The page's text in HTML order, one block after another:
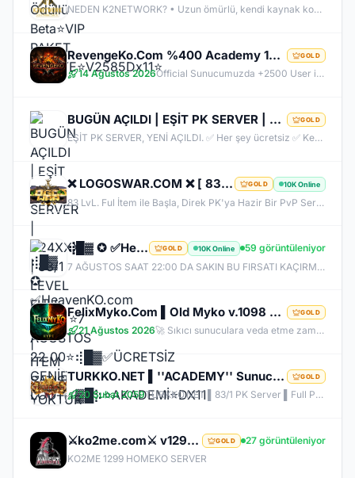
NEDEN K2NETWORK? • Uzun ömürlü, kendi kaynak koduna sahip gerçek bir proje – hazır dosya alıp 1 haftada patlayan server değil. • %100 farm mantığı – KC/TL zorunluluğu yok, her şey oynayarak kazanılabilir. • Upgrade sınırı yok! – +30 Rebirthe kadar ilerleyen, +5’e kadar basılan takılar! • Tamamen ücretsiz PUS, paranızı sevdiklerinize ve ailenize ayırabilirsiniz! • Upgrade oranları şeffaf – % kaç ihtimalle bastığını ekranda net görüyorsun. • Auto Upgrade sistemi oyuna direkt entegre
RevengeKo.Com %400 Academy 14 Ağustos 2026 | v.2585 Light Farm | 1500 TL Değerinde VIP Paket Hediye GOLD
14 Ağustos 2026 Official Sunucumuzda +2500 User ile sorunsuz bir şekilde sunucumuzu aktif ettik. Aktif edilen sunucumuza geç kalmış veya başlayamayan oyuncularımız için 2. Akademi Sunucumuz 14 Ağustos Cuma günü Aktif Edilecektir. %400 DROP , %400 EXP , %400 Coins Drobu olarak sunucu 14 ağustosda academy olarak aktif edilecektir. Sunucumuz 1 Lv aktif edilmesine rağmen oyuncularımızın geri kalmaması için Akademi sunucumuz 83 Lv Başlangıç Full Skill olarak aktif edilecektir.
BUGÜN AÇILDI | EŞİT PK SERVER | V24XXX | 83/1 LEVEL FULL İTEM | İTEM SATIŞI YOKTUR GOLD
EŞİT PK SERVER, YENİ AÇILDI. ✅ Her şey ücretsiz ✅ Kesinlikle item satışı yok ✅ Herkes eşit şartlarda başlayacak ✅ JR, BDW, Chaos ve savaş etkinlikleri aktif ✅ Kalabalık ve rekabetçi PK ortamı Bu cumartesi saat 21:00’da yeniden bizimle olun. Arkadaşlarınızı da davet edin, hep birlikte daha güçlü ve daha kalabalık bir başlangıç yapalım! Desteğiniz ve anlayışınız için teşekkür ederiz.
❌ LOGOSWAR.COM ❌ [ 83/1 ] PK SERVER ▌FULL ITEM BAŞLANGIÇ ▌Adım Atamayacağın Kadar Kalabalık GOLD 10K Online
83 LvL. Ful İtem ile Başla, Direk PK'ya Hazir Bir PvP Server, Full Pus'da Hediye, 10.000 Oyuncu Kitlesi ile Türkiye'nin En Kalabalık PK Serveri, Sizlerde Hemen Yerinizi Alın.
⢾█▓ ✪ ✅HeavenKO.com ✅▓█⡷⭐7 AĞUSTOS 22.00⭐⢾█▓✅ÜCRETSİZ GENİE LOOT✅▓█⡷⭐AKADEMİ⭐DX11 GOLD 10K Online
59 görüntüleniyor
7 AĞUSTOS SAAT 22:00 DA SAKIN BU FIRSATI KAÇIRMA! BİZİMLE YOLA ÇIKAN HERKES BUGÜN İPTAL! BİZ İSE 6.AYIMIZI DEVİRDİK, İLK GÜNKİ GİBİ GEÇ KALMAYACAĞIN TEK SİSTEM!
FelixMyko.Com ▌Old Myko v.1098 ▌70 Level CAP ▌Official : 21 Ağustos Cuma 22:00 ▌Starter Paket Bizden GOLD
21 Ağustos 2026 🚀 Sıkıcı sunuculara veda etme zamanı geldi! ⭐ Parlayan yıldız: FelixMyko! 💰 Sürekli kazandıran yapısı, bitmek bilmeyen Farm ve PK heyecanıyla eski MyKO ruhunu yeniden yaşamaya hazır ol! 📅 Açılış: 21 Ağustos Cuma – 🕙 22:00 🌐 Adres: FelixMyko.com 🎁 2.000 TL bakiye değerinde Starter Paket HEDİYE! 🔑 Starter Paket Kodu: 99998888777766665555 🌐 Panel: https://www.felixmyko.com 👉 Discord: http://discord.gg/MYACS 🟢 WhatsApp: https://wp.felixmyko.com ⚔️ Eski günlerin efsane savaşlarını, dostluk
TURKKO.NET ▌''ACADEMY'' Sunucusu 10 TEMMUZ Time 22:00 ▌Ücretsiz Full Pus Başlangıç ▌83/5 PK Server GOLD
20 Şubat 2059 TURKKO.NET ▌83/1 PK Server ▌Full Pus Başlangıç ▌x64 Bit Client dx11 ▌ 2009'dan Bu Yana Aynı Heyecan!
⚔️ko2me.com⚔️ v1299 ⚔️DİEZ ⚔️ OFFİCAL 17.07.2026⚔️ JAPKO DRAKİ SERVER GOLD
27 görüntüleniyor
KO2ME 1299 HOMEKO SERVER